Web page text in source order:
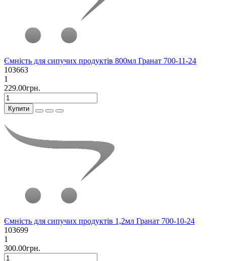
Ємність для сипучих продуктів 800мл Гранат 700-11-24
103663
1
229.00грн.
Купити
Ємність для сипучих продуктів 1,2мл Гранат 700-10-24
103699
1
300.00грн.